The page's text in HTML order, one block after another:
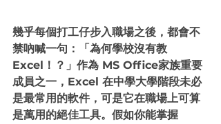
幾乎每個打工仔步入職場之後，都會不
禁吶喊一句：「為何學校沒有教
Excel！？」作為 MS Office家族重要
成員之一，Excel 在中學大學階段未必
是最常用的軟件，可是它在職場上可算
是萬用的絕佳工具。假如你能掌握